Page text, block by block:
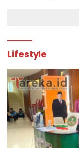
Lifestyle